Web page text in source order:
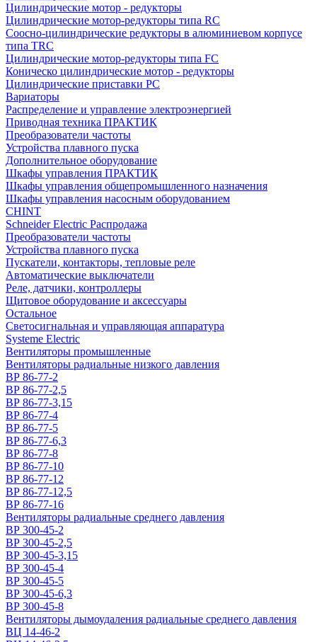
Цилиндрические мотор - редукторы
Цилиндрические мотор-редукторы типа RC
Соосно-цилиндрические редукторы в алюминиевом корпусе
типа TRC
Цилиндрические мотор-редукторы типа FC
Коническо цилиндрические мотор - редукторы
Цилиндрические приставки PC
Вариаторы
Распределение и управление электроэнергией
Приводная техника ПРАКТИК
Преобразователи частоты
Устройства плавного пуска
Дополнительное оборудование
Шкафы управления ПРАКТИК
Шкафы управления общепромышленного назначения
Шкафы управления насосным оборудованием
CHINT
Schneider Electric Распродажа
Преобразователи частоты
Устройства плавного пуска
Пускатели, контакторы, тепловые реле
Автоматические выключатели
Реле, датчики, контроллеры
Щитовое оборудование и аксессуары
Остальное
Светосигнальная и управляющая аппаратура
Systeme Electric
Вентиляторы промышленные
Вентиляторы радиальные низкого давления
ВР 86-77-2
ВР 86-77-2,5
ВР 86-77-3,15
ВР 86-77-4
ВР 86-77-5
ВР 86-77-6,3
ВР 86-77-8
ВР 86-77-10
ВР 86-77-12
ВР 86-77-12,5
ВР 86-77-16
Вентиляторы радиальные среднего давления
ВР 300-45-2
ВР 300-45-2,5
ВР 300-45-3,15
ВР 300-45-4
ВР 300-45-5
ВР 300-45-6,3
ВР 300-45-8
Вентиляторы дымоудаления радиальные среднего давления
ВЦ 14-46-2